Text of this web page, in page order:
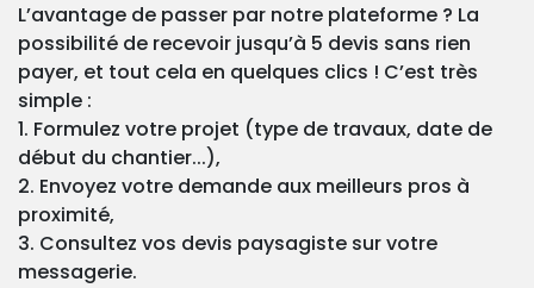
L’avantage de passer par notre plateforme ? La
possibilité de recevoir jusqu’à 5 devis sans rien
payer, et tout cela en quelques clics ! C’est très
simple :
1. Formulez votre projet (type de travaux, date de
début du chantier...),
2. Envoyez votre demande aux meilleurs pros à
proximité,
3. Consultez vos devis paysagiste sur votre
messagerie.